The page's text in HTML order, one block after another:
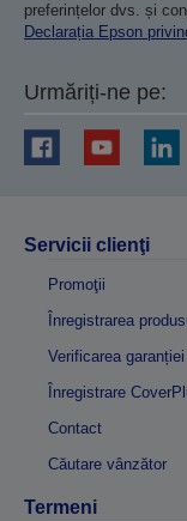
preferințelor dvs. și
Declarația Epson
Urmăriți-ne pe:
Servicii clienţi
Promoţii
Înregistrarea
Verificarea garanției
Înregistrare
Contact
Căutare vânzător
Termeni